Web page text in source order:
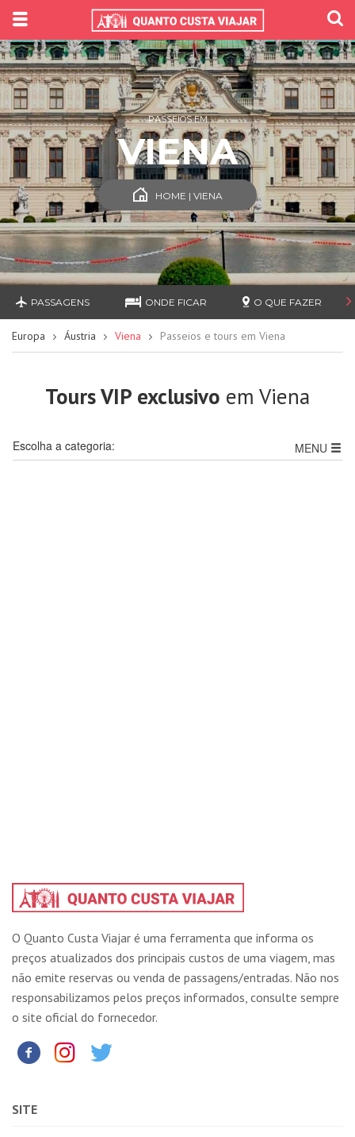
PASSEIOS EM
VIENA
HOME | VIENA
PASSAGENS ONDE FICAR O QUE FAZER
Europa Áustria Viena Passeios e tours em Viena
Tours VIP exclusivo em Viena
MENU
Escolha a categoria:
O Quanto Custa Viajar é uma ferramenta que informa os
preços atualizados dos principais custos de uma viagem, mas
não emite reservas ou venda de passagens/entradas. Não nos
responsabilizamos pelos preços informados, consulte sempre
o site oficial do fornecedor.
SITE